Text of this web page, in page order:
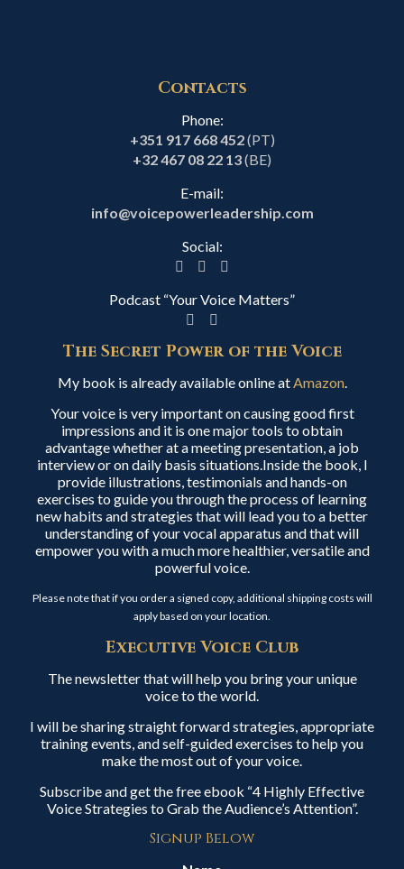
Contacts
Phone:
+351 917 668 452(PT)
+32 467 08 22 13(BE)
E-mail:
info@voicepowerleadership.com
Social:
Podcast “Your Voice Matters”
The Secret Power of the Voice
My book is already available online atAmazon.
Your voice is very important on causing good first
impressions and it is one major tools to obtain
advantage whether at a meeting presentation, a job
interview or on daily basis situations.Inside the book, I
provide illustrations, testimonials and hands-on
exercises to guide you through the process of learning
new habits and strategies that will lead you to a better
understanding of your vocal apparatus and that will
empower you with a much more healthier, versatile and
powerful voice.
Please note that if you order a signed copy, additional shipping costs will
apply based on your location.
Executive Voice Club
The newsletter that will help you bring your unique
voice to the world.
I will be sharing straight forward strategies, appropriate
training events, and self-guided exercises to help you
make the most out of your voice.
Subscribe and get the free ebook “4 Highly Effective
Voice Strategies to Grab the Audience’s Attention”.
Signup Below